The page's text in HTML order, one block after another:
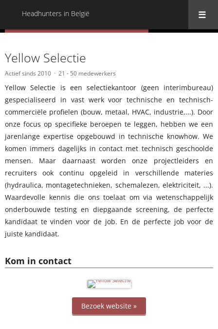
Headhunters in België
Kom in contact
Bezoek website »
Yellow Selectie
Actief sinds 2010 21 - 50 medewerkers
Yellow Selectie is een selectiekantoor (geen interimbureau)
gespecialiseerd in vast werk voor technische en technisch-
commerciële profielen (bouw, metaal, HVAC, industrie,...). Door
onze focus op specifieke beroepen te leggen, hebben we een
jarenlange expertise opgebouwd in technische knowhow. We
komen immers dagelijks in contact met technisch geschoolde
mensen. Maar daarnaast worden onze projectleiders en
recruiters ook continu opgeleid in verschillende materies
(hydraulica, montagetechnieken, schemalezen, elektriciteit, ...).
Waardevolle kennis die ons toelaat om via wetenschappelijk
onderbouwde testing en diepgaande screening, de perfecte
kandidaat te vinden voor de job. En de perfecte job voor de
juiste kandidaat.